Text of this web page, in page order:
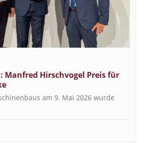
Manfred Hirschvogel Preis für
am 9. Mai 2026 wurde